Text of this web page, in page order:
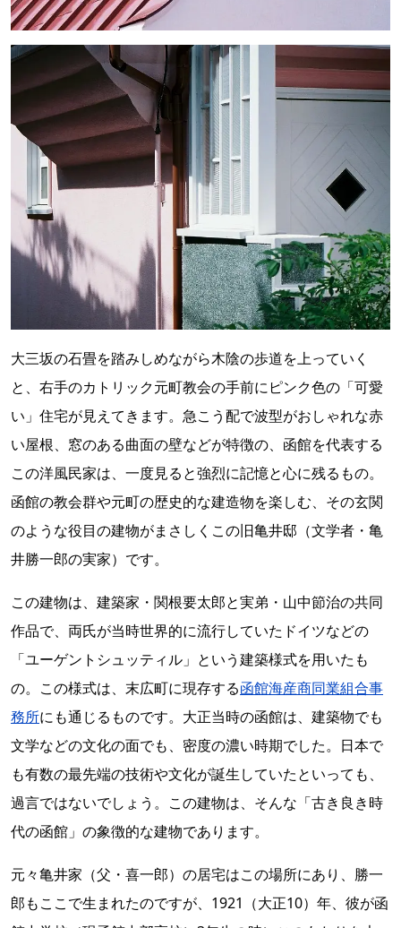
大三坂の石畳を踏みしめながら木陰の歩道を上っていく
と、右手のカトリック元町教会の手前にピンク色の「可愛
い」住宅が見えてきます。急こう配で波型がおしゃれな赤
い屋根、窓のある曲面の壁などが特徴の、函館を代表する
この洋風民家は、一度見ると強烈に記憶と心に残るもの。
函館の教会群や元町の歴史的な建造物を楽しむ、その玄関
のような役目の建物がまさしくこの旧亀井邸（文学者・亀
井勝一郎の実家）です。
この建物は、建築家・関根要太郎と実弟・山中節治の共同
作品で、両氏が当時世界的に流行していたドイツなどの
「ユーゲントシュッティル」という建築様式を用いたも
の。この様式は、末広町に現存する函館海産商同業組合事
務所にも通じるものです。大正当時の函館は、建築物でも
文学などの文化の面でも、密度の濃い時期でした。日本で
も有数の最先端の技術や文化が誕生していたといっても、
過言ではないでしょう。この建物は、そんな「古き良き時
代の函館」の象徴的な建物であります。
元々亀井家（父・喜一郎）の居宅はこの場所にあり、勝一
郎もここで生まれたのですが、1921（大正10）年、彼が函